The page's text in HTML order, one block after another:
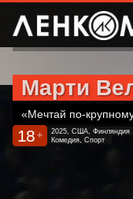
Марти
«Мечтай по-
18 +
2025, США, Финляндия
Комедия, Спорт